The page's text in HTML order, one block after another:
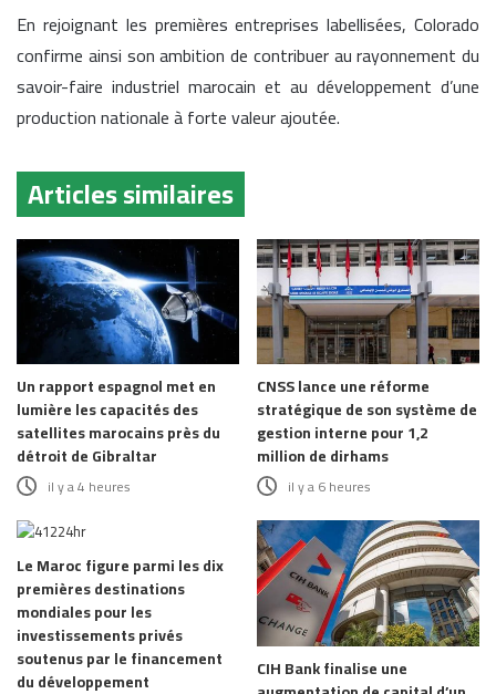
En rejoignant les premières entreprises labellisées, Colorado
confirme ainsi son ambition de contribuer au rayonnement du
savoir-faire industriel marocain et au développement d’une
production nationale à forte valeur ajoutée.
Articles similaires
Un rapport espagnol met en
lumière les capacités des
satellites marocains près du
détroit de Gibraltar
il y a 4 heures
CNSS lance une réforme
stratégique de son système de
gestion interne pour 1,2
million de dirhams
il y a 6 heures
Le Maroc figure parmi les dix
premières destinations
mondiales pour les
investissements privés
soutenus par le financement
du développement
CIH Bank finalise une